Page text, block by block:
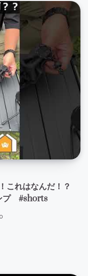
これはなんだ！？
プ #shorts